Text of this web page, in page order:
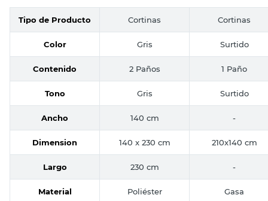
Tipo de Producto Cortinas Cortinas
Color Gris Surtido
Contenido 2 Paños 1 Paño
Tono Gris Surtido
Ancho 140 cm -
Dimension 140 x 230 cm 210x140 cm
Largo 230 cm -
Material Poliéster Gasa